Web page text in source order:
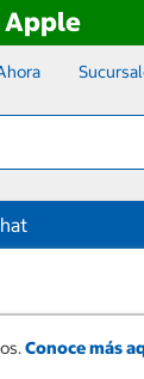
Apple
Conoce más